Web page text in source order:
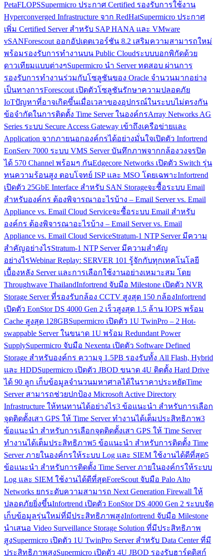
PetaFLOPSSupermicro ประกาศ Certified รองรับการใช้งาน
Hyperconverged Infrastructure จาก RedHatSupermicro ประกาศ
เพิ่ม Certified Server สำหรับ SAP HANA และ VMware
vSANForescout ออกอัปเดตเวอร์ชัน 8.2 เสริมความสามารถใหม่
พร้อมรองรับการทำงานบน Public Cloudระบบบอกพิกัดด้วย
ดาวเทียมแบบต่างๆSupermicro นำ Server ทดสอบ ผ่านการ
รองรับการทำงานร่วมกับโซลูชันของ Oracle จำนวนมากอย่าง
เป็นทางการForescout เปิดตัวโซลูชันรักษาความปลอดภัย
IoTปัญหาที่อาจเกิดขึ้นเมื่อเวลาของอุปกรณ์ในระบบไม่ตรงกัน
ข้อจำกัดในการติดตั้ง Time Server ในองค์กรArray Networks AG
Series ระบบ Secure Access Gateway เข้าถึงเครือข่ายและ
Application จากภายนอกองค์กรได้อย่างมั่นใจเปิดตัว Infortrend
EonServ 7000 ระบบ VMS Server บันทึกภาพจากกล้องวงจรปิด
ได้ 570 Channel พร้อมๆ กันEdgecore Networks เปิดตัว Switch รุ่น
ทนความร้อนสูง ตอบโจทย์ ISP และ MSO โดยเฉพาะInfortrend
เปิดตัว 25GbE Interface สำหรับ SAN Storageจะซื้อระบบ Email
สำหรับองค์กร ต้องพิจารณาอะไรบ้าง – Email Server vs. Email
Appliance vs. Email Cloud Serviceจะซื้อระบบ Email สำหรับ
องค์กร ต้องพิจารณาอะไรบ้าง – Email Server vs. Email
Appliance vs. Email Cloud ServiceStratum-1 NTP Server มีความ
สำคัญอย่างไรStratum-1 NTP Server มีความสำคัญ
อย่างไรWebinar Replay: SERVER 101 รู้จักกับทุกเทคโนโลยี
เบื้องหลัง Server และการเลือกใช้งานอย่างเหมาะสม โดย
Throughwave ThailandInfortrend จับมือ Milestone เปิดตัว NVR
Storage Server ที่รองรับกล้อง CCTV สูงสุด 150 กล้องInfortrend
เปิดตัว EonStor DS 4000 Gen 2 เร็วสูงสุด 1.5 ล้าน IOPS พร้อม
Cache สูงสุด 128GBSupermicro เปิดตัว 1U TwinPro – 2 Hot-
swappable Server ในขนาด 1U พร้อม Redundant Power
SupplySupermicro จับมือ Nexenta เปิดตัว Software Defined
Storage สำหรับองค์กร ความจุ 1.5PB รองรับทั้ง All Flash, Hybrid
และ HDDSupermicro เปิดตัว JBOD ขนาด 4U ติดตั้ง Hard Drive
ได้ 90 ลูก เก็บข้อมูลจำนวนมหาศาลได้ในราคาประหยัดTime
Server สามารถช่วยปกป้อง Microsoft Active Directory
Infrastructure ให้ทนทานได้อย่างไร3 ข้อแนะนำ สำหรับการเลือก
จุดติดตั้งเสา GPS ให้ Time Server ทำงานได้เต็มประสิทธิภาพ3
ข้อแนะนำ สำหรับการเลือกจุดติดตั้งเสา GPS ให้ Time Server
ทำงานได้เต็มประสิทธิภาพ5 ข้อแนะนำ สำหรับการติดตั้ง Time
Server ภายในองค์กรให้ระบบ Log และ SIEM ใช้งานได้ดีที่สุด5
ข้อแนะนำ สำหรับการติดตั้ง Time Server ภายในองค์กรให้ระบบ
Log และ SIEM ใช้งานได้ดีที่สุดForeScout จับมือ Palo Alto
Networks ยกระดับความสามารถ Next Generation Firewall ให้
ปลอดภัยยิ่งขึ้นInfortrend เปิดตัว EonStor DS 4000 Gen 2 ระบบจัด
เก็บข้อมูลรุ่นใหม่ที่มีประสิทธิภาพสูงInfortrend จับมือ Milestone
นำเสนอ Video Surveillance Storage Solution ที่มีประสิทธิภาพ
สูงSupermicro เปิดตัว 1U TwinPro Server สำหรับ Data Center ที่มี
ประสิทธิภาพสูงSupermicro เปิดตัว 4U JBOD รองรับฮาร์ดดิสก์